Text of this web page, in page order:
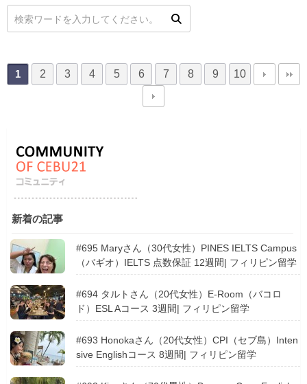
1 2 3 4 5 6 7 8 9 10
新着の記事
#695 Maryさん（30代女性）PINES IELTS Campus
（バギオ）IELTS 点数保証 12週間| フィリピン留学
#694 タルトさん（20代女性）E-Room（バコロ
ド）ESL Aコース 3週間| フィリピン留学
#693 Honokaさん（20代女性）CPI（セブ島）Inten
sive Englishコース 8週間| フィリピン留学